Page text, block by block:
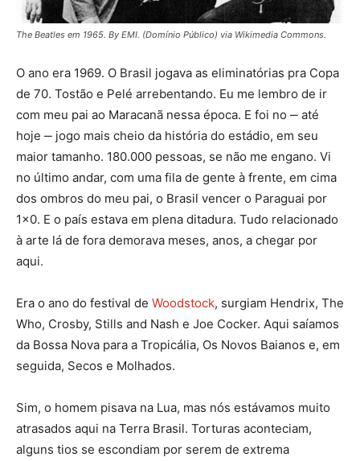
The Beatles em 1965. By EMI. (Domínio Público) via Wikimedia Commons.
O ano era 1969. O Brasil jogava as eliminatórias pra Copa
de 70. Tostão e Pelé arrebentando. Eu me lembro de ir
com meu pai ao Maracanã nessa época. E foi no ‒ até
hoje ‒ jogo mais cheio da história do estádio, em seu
maior tamanho. 180.000 pessoas, se não me engano. Vi
no último andar, com uma fila de gente à frente, em cima
dos ombros do meu pai, o Brasil vencer o Paraguai por
1×0. E o país estava em plena ditadura. Tudo relacionado
à arte lá de fora demorava meses, anos, a chegar por
aqui.
Era o ano do festival de Woodstock, surgiam Hendrix, The
Who, Crosby, Stills and Nash e Joe Cocker. Aqui saíamos
da Bossa Nova para a Tropicália, Os Novos Baianos e, em
seguida, Secos e Molhados.
Sim, o homem pisava na Lua, mas nós estávamos muito
atrasados aqui na Terra Brasil. Torturas aconteciam,
alguns tios se escondiam por serem de extrema